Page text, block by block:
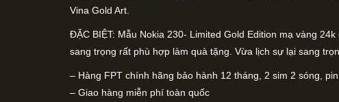
Vina Gold Art.
ĐẶC BIỆT: Mẫu Nokia 230- Limited Gold Edition mạ vàng
sang trọng rất phù hợp làm quà tặng. Vừa lịch sự lại sang
– Hàng FPT chính hãng bảo hành 12 tháng, 2 sim 2 sóng, pin
– Giao hàng miễn phí toàn quốc